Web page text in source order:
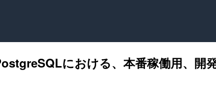
における、本番稼働用、開